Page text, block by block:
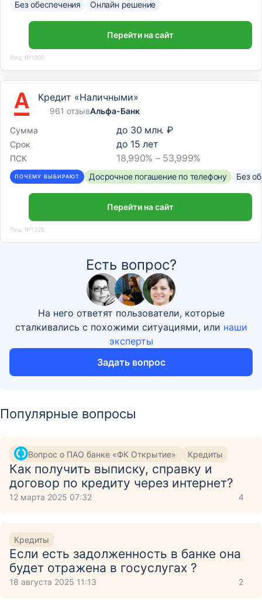
Без обеспечения Онлайн решение
Перейти на сайт
Лиц. №1000
Кредит «Наличными»
961 отзывАльфа-Банк
Сумма
до 30 млн. ₽
Срок до 15 лет
ПСК 18,990% – 53,999%
ПОЧЕМУ ВЫБИРАЮТ Досрочное погашение по телефону Без
Перейти на сайт
Лиц. №1326
Есть вопрос?
На него ответят пользователи, которые
сталкивались с похожими ситуациями, или наши
эксперты
Задать вопрос
Популярные вопросы
Вопрос о ПАО банке «ФК Открытие» Кредиты
Как получить выписку, справку и
договор по кредиту через интернет?
12 марта 2025 07:32 4
Кредиты
Если есть задолженность в банке она
будет отражена в госуслугах ?
18 августа 2025 11:13 2